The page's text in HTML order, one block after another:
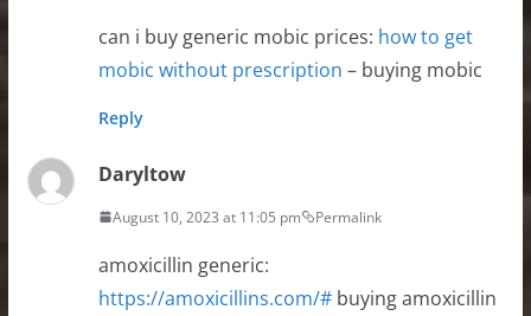
can i buy generic mobic prices: how to get
mobic without prescription – buying mobic
Reply
Daryltow
August 10, 2023 at 11:05 pm Permalink
amoxicillin generic:
https://amoxicillins.com/#buying amoxicillin